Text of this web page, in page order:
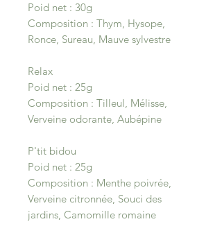
Poid net : 30g
Composition : Thym, Hysope,
Ronce, Sureau, Mauve sylvestre
Relax
Poid net : 25g
Composition : Tilleul, Mélisse,
Verveine odorante, Aubépine
P'tit bidou
Poid net : 25g
Composition : Menthe poivrée,
Verveine citronnée, Souci des
jardins, Camomille romaine